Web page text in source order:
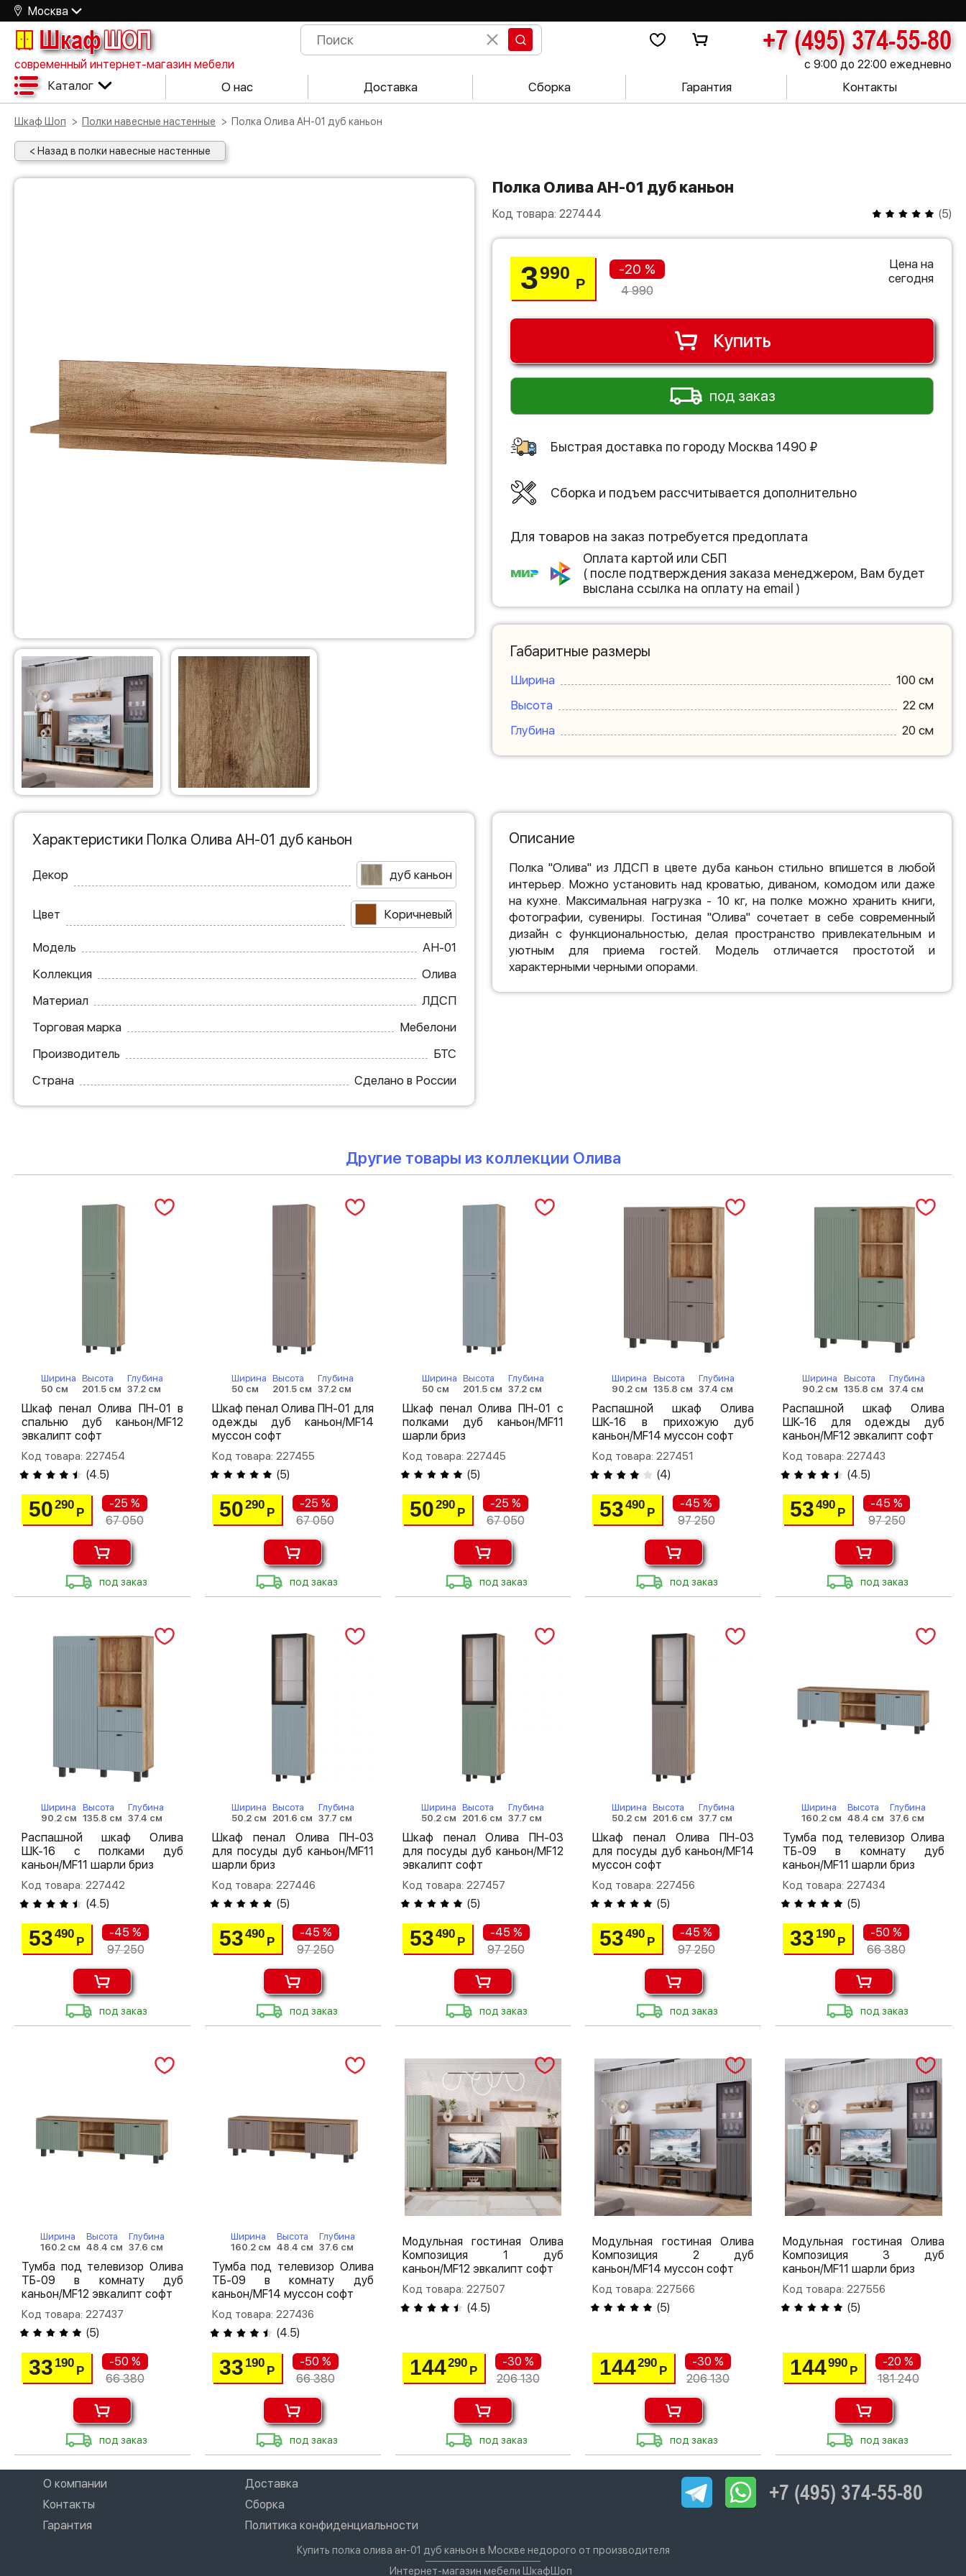
Москва
ШкафШОП +7 (495) 374-55-80
современный интернет-магазин мебели с 9:00 до 22:00 ежедневно
Каталог О нас Доставка Сборка Гарантия Контакты
Шкаф Шоп Полки навесные настенные Полка Олива АН-01 дуб каньон
< Назад в полки навесные настенные
Полка Олива АН-01 дуб каньон
Код товара: 227444 (5)
3990
Р
-20 %
4 990
Цена на
сегодня
Купить
под заказ
Быстрая доставка по городу Москва 1490 ₽
Сборка и подъем рассчитывается дополнительно
Для товаров на заказ потребуется предоплата
Оплата картой или СБП
( после подтверждения заказа менеджером, Вам будет
выслана ссылка на оплату на email )
Габаритные размеры
Ширина
100 см
Высота
22 см
Глубина
20 см
Характеристики Полка Олива АН-01 дуб каньон
Декор дуб каньон
Цвет Коричневый
Модель
АН-01
Коллекция
Олива
Материал
ЛДСП
Торговая марка
Мебелони
Производитель
БТС
Страна
Сделано в России
Описание
Полка "Олива" из ЛДСП в цвете дуба каньон стильно впишется в любой
интерьер. Можно установить над кроватью, диваном, комодом или даже
на кухне. Максимальная нагрузка - 10 кг, на полке можно хранить книги,
фотографии, сувениры. Гостиная "Олива" сочетает в себе современный
дизайн с функциональностью, делая пространство привлекательным и
уютным для приема гостей. Модель отличается простотой и
характерными черными опорами.
Другие товары из коллекции Олива
Ширина
50 см
Высота
201.5 см
Глубина
37.2 см
Шкаф пенал Олива ПН-01 в
спальню дуб каньон/MF12
эвкалипт софт
Код товара: 227454
(4.5)
50290
Р
-25 %
67 050
под заказ
Ширина
50 см
Высота
201.5 см
Глубина
37.2 см
Шкаф пенал Олива ПН-01 для
одежды дуб каньон/MF14
муссон софт
Код товара: 227455
(5)
50290
Р
-25 %
67 050
под заказ
Ширина
50 см
Высота
201.5 см
Глубина
37.2 см
Шкаф пенал Олива ПН-01 с
полками дуб каньон/MF11
шарли бриз
Код товара: 227445
(5)
50290
Р
-25 %
67 050
под заказ
Ширина
90.2 см
Высота
135.8 см
Глубина
37.4 см
Распашной шкаф Олива
ШК-16 в прихожую дуб
каньон/MF14 муссон софт
Код товара: 227451
(4)
53490
Р
-45 %
97 250
под заказ
Ширина
90.2 см
Высота
135.8 см
Глубина
37.4 см
Распашной шкаф Олива
ШК-16 для одежды дуб
каньон/MF12 эвкалипт софт
Код товара: 227443
(4.5)
53490
Р
-45 %
97 250
под заказ
Ширина
90.2 см
Высота
135.8 см
Глубина
37.4 см
Распашной шкаф Олива
ШК-16 с полками дуб
каньон/MF11 шарли бриз
Код товара: 227442
(4.5)
53490
Р
-45 %
97 250
под заказ
Ширина
50.2 см
Высота
201.6 см
Глубина
37.7 см
Шкаф пенал Олива ПН-03
для посуды дуб каньон/MF11
шарли бриз
Код товара: 227446
(5)
53490
Р
-45 %
97 250
под заказ
Ширина
50.2 см
Высота
201.6 см
Глубина
37.7 см
Шкаф пенал Олива ПН-03
для посуды дуб каньон/MF12
эвкалипт софт
Код товара: 227457
(5)
53490
Р
-45 %
97 250
под заказ
Ширина
50.2 см
Высота
201.6 см
Глубина
37.7 см
Шкаф пенал Олива ПН-03
для посуды дуб каньон/MF14
муссон софт
Код товара: 227456
(5)
53490
Р
-45 %
97 250
под заказ
Ширина
160.2 см
Высота
48.4 см
Глубина
37.6 см
Тумба под телевизор Олива
ТБ-09 в комнату дуб
каньон/MF11 шарли бриз
Код товара: 227434
(5)
33 190
Р
-50 %
66 380
под заказ
Ширина
160.2 см
Высота
48.4 см
Глубина
37.6 см
Тумба под телевизор Олива
ТБ-09 в комнату дуб
каньон/MF12 эвкалипт софт
Код товара: 227437
(5)
33 190
Р
-50 %
66 380
под заказ
Ширина
160.2 см
Высота
48.4 см
Глубина
37.6 см
Тумба под телевизор Олива
ТБ-09 в комнату дуб
каньон/MF14 муссон софт
Код товара: 227436
(4.5)
33 190
Р
-50 %
66 380
под заказ
Модульная гостиная Олива
Композиция 1 дуб
каньон/MF12 эвкалипт софт
Код товара: 227507
(4.5)
144290
Р
-30 %
206 130
под заказ
Модульная гостиная Олива
Композиция 2 дуб
каньон/MF14 муссон софт
Код товара: 227566
(5)
144290
Р
-30 %
206 130
под заказ
Модульная гостиная Олива
Композиция 3 дуб
каньон/MF11 шарли бриз
Код товара: 227556
(5)
144990
Р
-20 %
181 240
под заказ
О компании
Доставка
Контакты
Сборка
Гарантия
Политика конфиденциальности
+7 (495) 374-55-80
Купить полка олива ан-01 дуб каньон в Москве недорого от производителя
Интернет-магазин мебели ШкафШоп